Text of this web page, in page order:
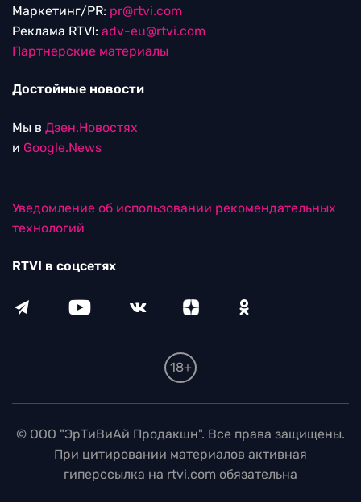
Маркетинг/PR: pr@rtvi.com
Реклама RTVI: adv-eu@rtvi.com
Партнерские материалы
Достойные новости
Мы в Дзен.Новостях
и Google.News
Уведомление об использовании рекомендательных
технологий
RTVI в соцсетях
18+
© ООО "ЭрТиВиАй Продакшн". Все права защищены.
При цитировании материалов активная
гиперссылка на rtvi.com обязательна